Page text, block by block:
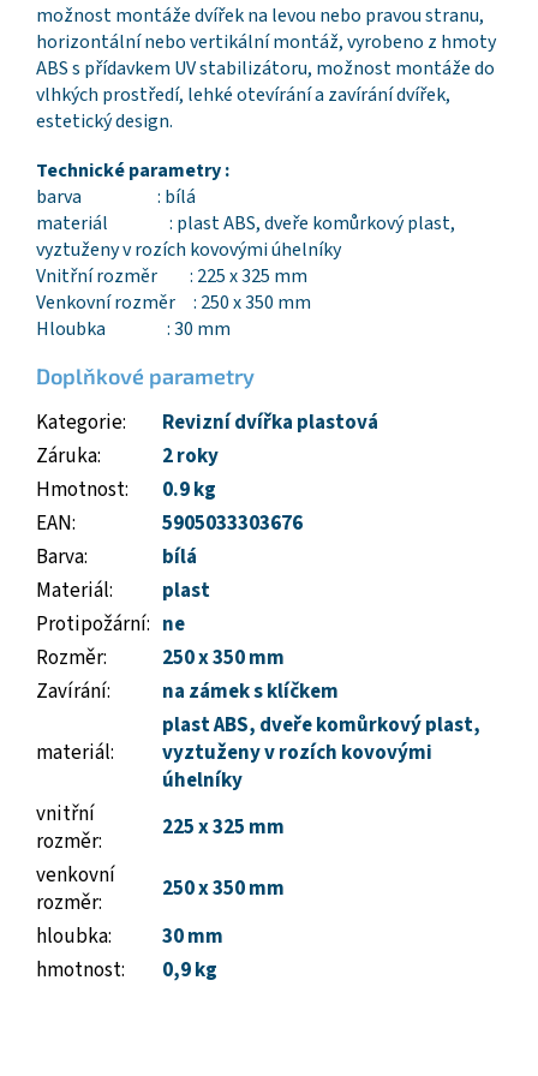
možnost montáže dvířek na levou nebo pravou stranu,
horizontální nebo vertikální montáž, vyrobeno z hmoty
ABS s přídavkem UV stabilizátoru, možnost montáže do
vlhkých prostředí, lehké otevírání a zavírání dvířek,
estetický design.
Technické parametry :
barva : bílá
materiál : plast ABS, dveře komůrkový plast,
vyztuženy v rozích kovovými úhelníky
Vnitřní rozměr : 225 x 325 mm
Venkovní rozměr : 250 x 350 mm
Hloubka : 30 mm
Doplňkové parametry
Kategorie:
Revizní dvířka plastová
Záruka:
2 roky
Hmotnost:
0.9 kg
EAN:
5905033303676
Barva:
bílá
Materiál:
plast
Protipožární: ne
Rozměr:
250 x 350 mm
Zavírání: na zámek s klíčkem
materiál:
plast ABS, dveře komůrkový plast,
vyztuženy v rozích kovovými
úhelníky
vnitřní
rozměr:
225 x 325 mm
venkovní
rozměr:
250 x 350 mm
hloubka:
30 mm
hmotnost: 0,9 kg